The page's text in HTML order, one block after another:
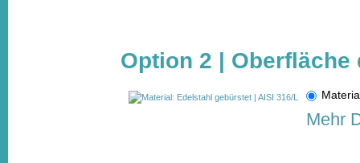
Option 2 |
Mehr